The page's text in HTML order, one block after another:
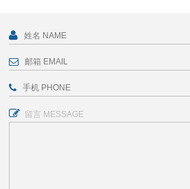
留言 MESSAGE